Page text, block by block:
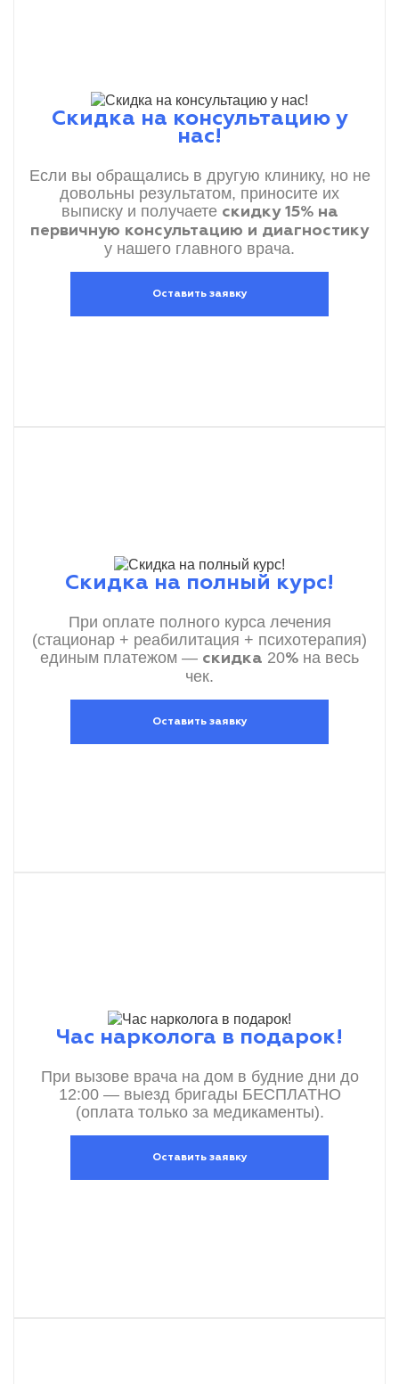
Скидка на консультацию у
нас!
Если вы обращались в другую клинику, но не
довольны результатом, приносите их
выписку и получаете скидку 15% на
первичную консультацию и диагностику
у нашего главного врача.
Оставить заявку
Скидка на полный курс!
При оплате полного курса лечения
(стационар + реабилитация + психотерапия)
единым платежом — скидка 20% на весь
чек.
Оставить заявку
Час нарколога в подарок!
При вызове врача на дом в будние дни до
12:00 — выезд бригады БЕСПЛАТНО
(оплата только за медикаменты).
Оставить заявку